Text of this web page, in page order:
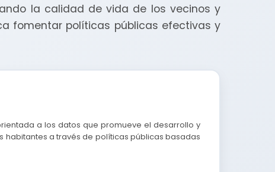
la calidad de vida de los vecinos y
fomentar políticas públicas efectivas y
a los datos que promueve el desarrollo y
habitantes a través de políticas públicas basadas